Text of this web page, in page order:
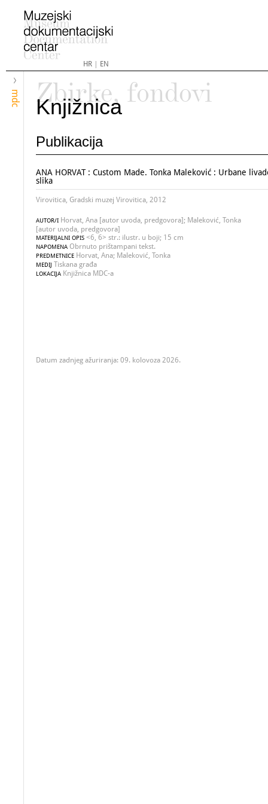
HR| EN
mdc
Zbirke, fondovi
Knjižnica
Publikacija
ANA HORVAT : Custom Made. Tonka Maleković : Urbane
slika
Virovitica, Gradski muzej Virovitica, 2012
AUTOR/I Horvat, Ana [autor uvoda, predgovora]; Maleković, Tonka
[autor uvoda, predgovora]
MATERIJALNI OPIS <6, 6> str.: ilustr. u boji; 15 cm
NAPOMENA Obrnuto prištampani tekst.
PREDMETNICE Horvat, Ana; Maleković, Tonka
MEDIJ Tiskana građa
LOKACIJA Knjižnica MDC-a
Datum zadnjeg ažuriranja: 09. kolovoza 2026.